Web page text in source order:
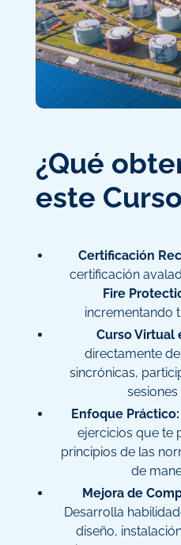
¿Qué
este
Certificación
certificación
Fire
incrementando
Curso Virtual
directamente
sincrónicas,
sesiones
Enfoque Práctico:
ejercicios que te
principios de las
de
Mejora de
Desarrolla
diseño,